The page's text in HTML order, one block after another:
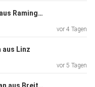
KLGSCH - 05.08.26 | Walter aus Ramingstein
vor 4 Tagen
aus Linz
vor 5 Tagen